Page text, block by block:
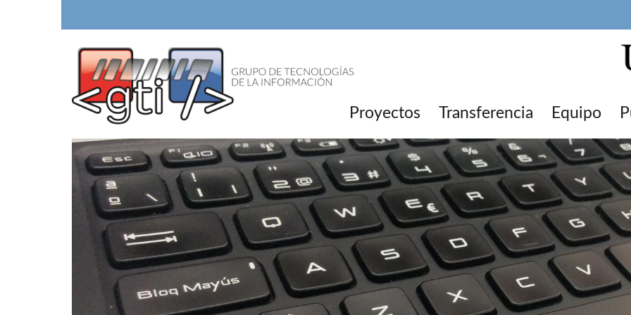
Proyectos Transferencia Equipo